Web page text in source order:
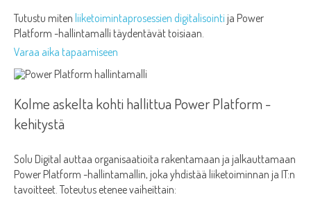
Tutustu miten liiketoimintaprosessien digitalisointi ja Power
Platform -hallintamalli täydentävät toisiaan.
Varaa aika tapaamiseen
Kolme askelta kohti hallittua Power Platform -
kehitystä
Solu Digital auttaa organisaatioita rakentamaan ja jalkauttamaan
Power Platform -hallintamallin, joka yhdistää liiketoiminnan ja IT:n
tavoitteet. Toteutus etenee vaiheittain: